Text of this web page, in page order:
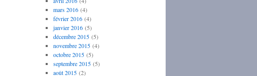
mars 2016(4)
février 2016(4)
janvier 2016(5)
décembre 2015(5)
novembre 2015(4)
octobre 2015(5)
septembre 2015(5)
août 2015(2)